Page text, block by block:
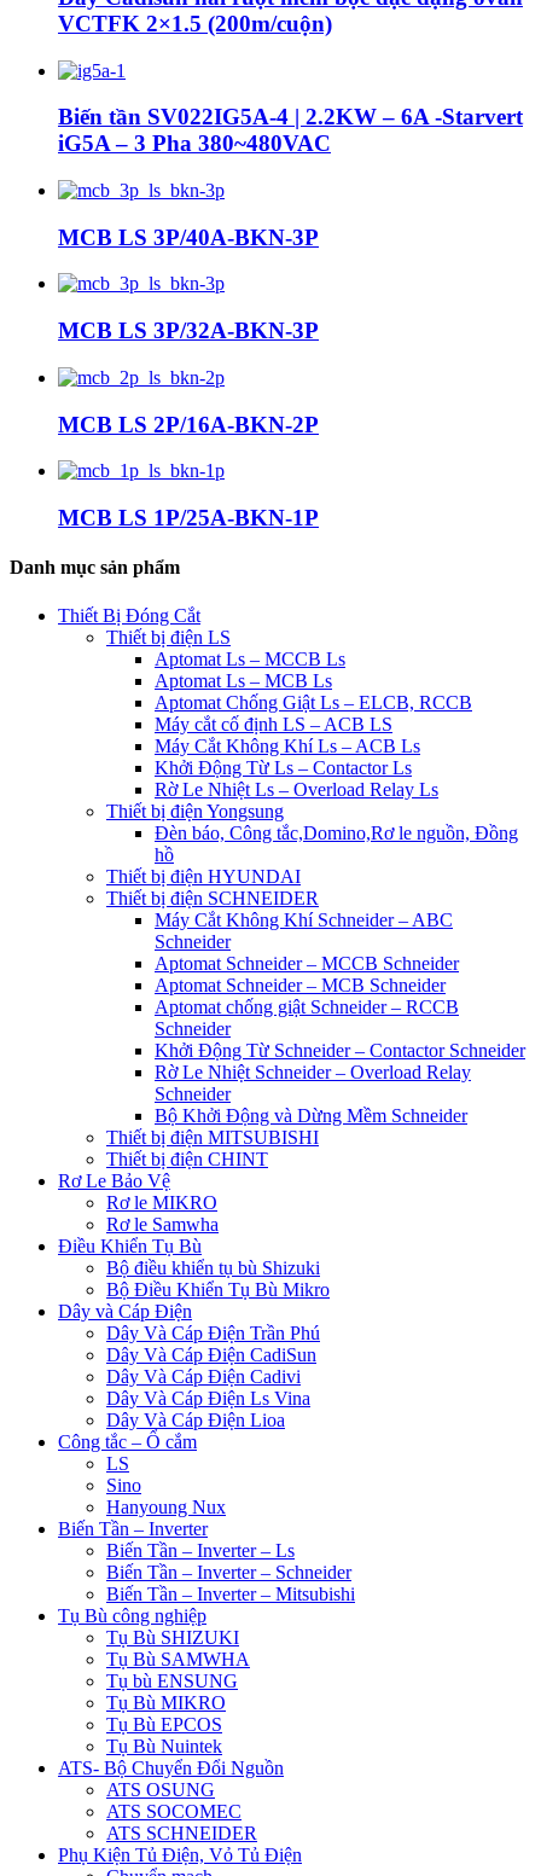
VCTFK 2×1.5 (200m/cuộn)
Biến tần SV022IG5A-4 | 2.2KW – 6A -Starvert
iG5A – 3 Pha 380~480VAC
MCB LS 3P/40A-BKN-3P
MCB LS 3P/32A-BKN-3P
MCB LS 2P/16A-BKN-2P
MCB LS 1P/25A-BKN-1P
Danh mục sản phẩm
Thiết Bị Đóng Cắt
Thiết bị điện LS
Aptomat Ls – MCCB Ls
Aptomat Ls – MCB Ls
Aptomat Chống Giật Ls – ELCB, RCCB
Máy cắt cố định LS – ACB LS
Máy Cắt Không Khí Ls – ACB Ls
Khởi Động Từ Ls – Contactor Ls
Rờ Le Nhiệt Ls – Overload Relay Ls
Thiết bị điện Yongsung
Đèn báo, Công tắc,Domino,Rơ le nguồn, Đồng
hồ
Thiết bị điện HYUNDAI
Thiết bị điện SCHNEIDER
Máy Cắt Không Khí Schneider – ABC
Schneider
Aptomat Schneider – MCCB Schneider
Aptomat Schneider – MCB Schneider
Aptomat chống giật Schneider – RCCB
Schneider
Khởi Động Từ Schneider – Contactor Schneider
Rờ Le Nhiệt Schneider – Overload Relay
Schneider
Bộ Khởi Động và Dừng Mềm Schneider
Thiết bị điện MITSUBISHI
Thiết bị điện CHINT
Rơ Le Bảo Vệ
Rơ le MIKRO
Rơ le Samwha
Điều Khiển Tụ Bù
Bộ điều khiển tụ bù Shizuki
Bộ Điều Khiển Tụ Bù Mikro
Dây và Cáp Điện
Dây Và Cáp Điện Trần Phú
Dây Và Cáp Điện CadiSun
Dây Và Cáp Điện Cadivi
Dây Và Cáp Điện Ls Vina
Dây Và Cáp Điện Lioa
Công tắc – Ổ cắm
LS
Sino
Hanyoung Nux
Biến Tần – Inverter
Biến Tần – Inverter – Ls
Biến Tần – Inverter – Schneider
Biến Tần – Inverter – Mitsubishi
Tụ Bù công nghiệp
Tụ Bù SHIZUKI
Tụ Bù SAMWHA
Tụ bù ENSUNG
Tụ Bù MIKRO
Tụ Bù EPCOS
Tụ Bù Nuintek
ATS- Bộ Chuyển Đổi Nguồn
ATS OSUNG
ATS SOCOMEC
ATS SCHNEIDER
Phụ Kiện Tủ Điện, Vỏ Tủ Điện